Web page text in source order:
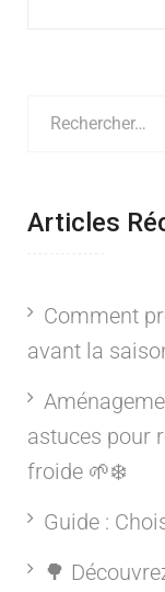
Articles
Comment
avant la
astuces pour
froide 🌱❄️
Guide :
🌳